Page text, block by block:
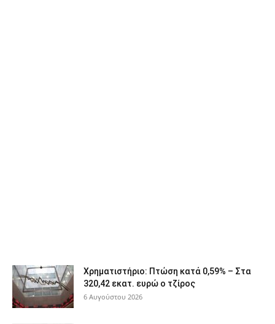
Χρηματιστήριο: Πτώση κατά 0,59% – Στα
320,42 εκατ. ευρώ ο τζίρος
6 Αυγούστου 2026